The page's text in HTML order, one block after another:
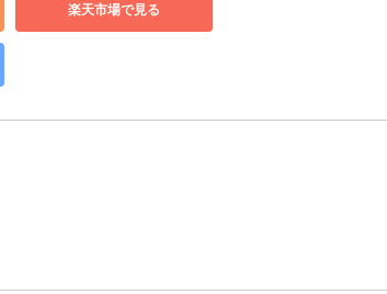
楽天市場で見る